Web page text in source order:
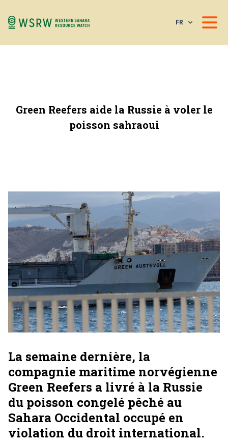
FR
Green Reefers aide la Russie à voler le
poisson sahraoui
La semaine dernière, la
compagnie maritime norvégienne
Green Reefers a livré à la Russie
du poisson congelé pêché au
Sahara Occidental occupé en
violation du droit international.